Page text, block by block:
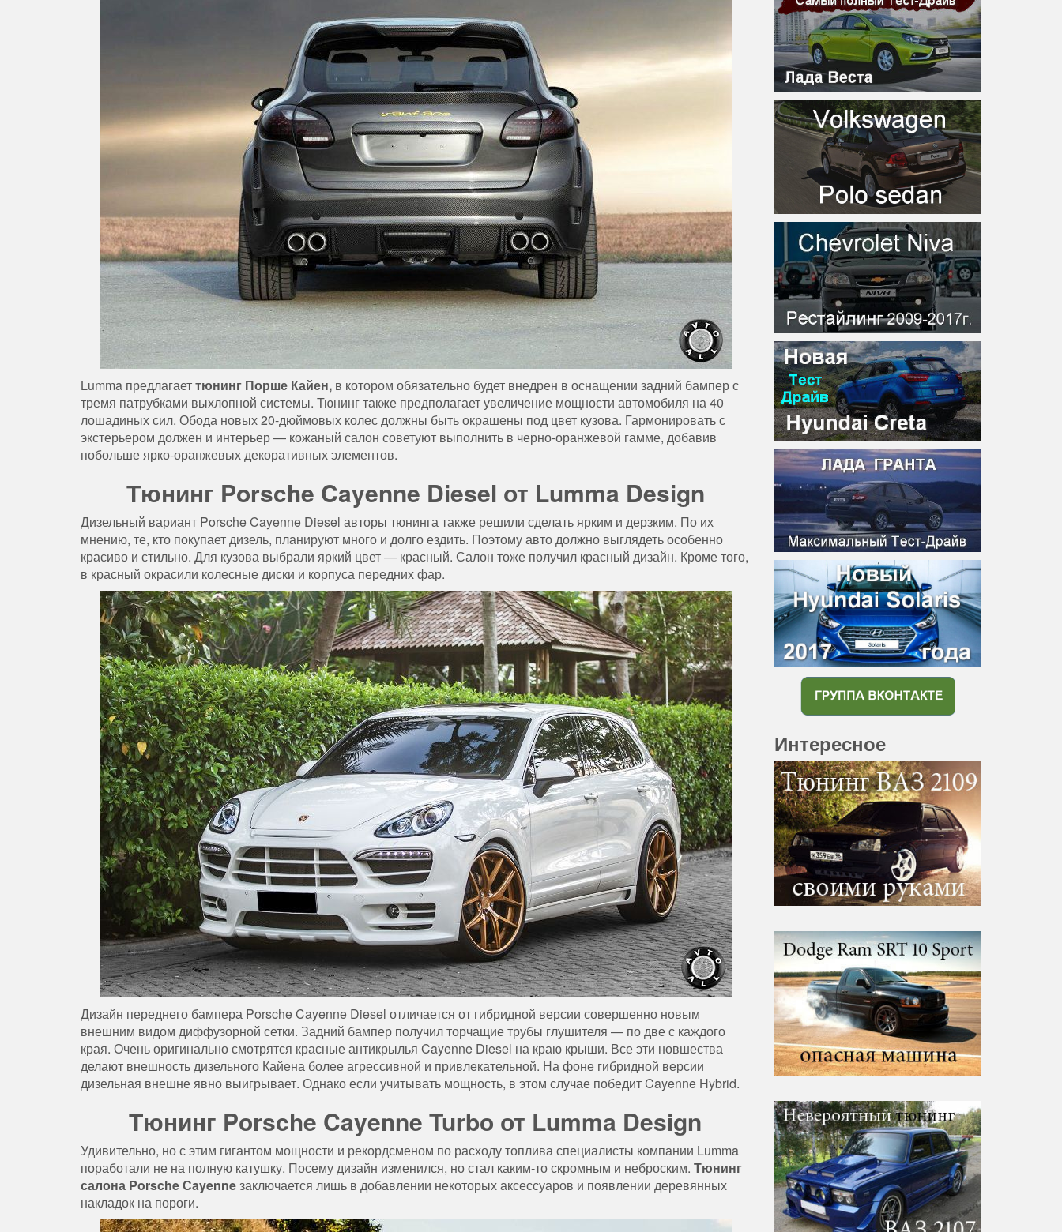
Lumma предлагаеттюнинг Порше Кайен, в котором обязательно будет внедрен в оснащении задний бампер с
тремя патрубками выхлопной системы. Тюнинг также предполагает увеличение мощности автомобиля на 40
лошадиных сил. Обода новых 20-дюймовых колес должны быть окрашены под цвет кузова. Гармонировать с
экстерьером должен и интерьер — кожаный салон советуют выполнить в черно-оранжевой гамме, добавив
побольше ярко-оранжевых декоративных элементов.
Тюнинг Porsche Cayenne Diesel от Lumma Design
Дизельный вариант Porsche Cayenne Diesel авторы тюнинга также решили сделать ярким и дерзким. По их
мнению, те, кто покупает дизель, планируют много и долго ездить. Поэтому авто должно выглядеть особенно
красиво и стильно. Для кузова выбрали яркий цвет — красный. Салон тоже получил красный дизайн. Кроме того,
в красный окрасили колесные диски и корпуса передних фар.
Дизайн переднего бампера Porsche Cayenne Diesel отличается от гибридной версии совершенно новым
внешним видом диффузорной сетки. Задний бампер получил торчащие трубы глушителя — по две с каждого
края. Очень оригинально смотрятся красные антикрылья Cayenne Diesel на краю крыши. Все эти новшества
делают внешность дизельного Кайена более агрессивной и привлекательной. На фоне гибридной версии
дизельная внешне явно выигрывает. Однако если учитывать мощность, в этом случае победит Cayenne Hybrid.
Тюнинг Porsche Cayenne Turbo от Lumma Design
Удивительно, но с этим гигантом мощности и рекордсменом по расходу топлива специалисты компании Lumma
поработали не на полную катушку. Посему дизайн изменился, но стал каким-то скромным и неброским. Тюнинг
салона Porsche Сayenneзаключается лишь в добавлении некоторых аксессуаров и появлении деревянных
накладок на пороги.
Интересное